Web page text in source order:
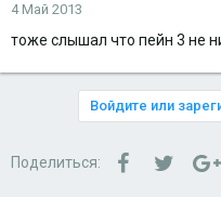
4 Май 2013
тоже слышал что пейн 3 не
Войдите или
Поделиться: FacebookTwitter